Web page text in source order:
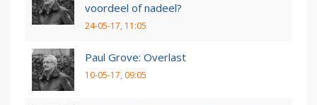
voordeel of nadeel?
24-05-17, 11:05
Paul Grove: Overlast
10-05-17, 09:05